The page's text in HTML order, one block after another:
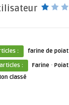
: farine de
:
Farine ·
classé